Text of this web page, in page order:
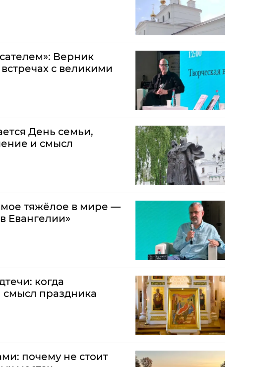
Верник
с великими
День семьи,
и смысл
тяжёлое в мире —
Евангелии»
когда
смысл праздника
почему не стоит